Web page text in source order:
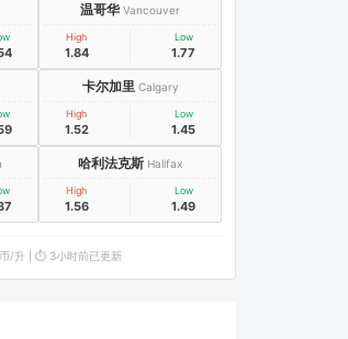
温哥华 Vancouver
High
1.84
Low
1.77
卡尔加里 Calgary
High
1.52
Low
1.45
哈利法克斯 Halifax
High
1.56
Low
1.49
/升 | ⏱️ 3小时前已更新